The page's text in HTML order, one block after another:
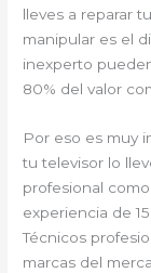
lleves a reparar
manipular es el
inexperto
80% del valor
Por eso es muy
tu televisor lo
profesional
experiencia de
Técnicos
marcas del